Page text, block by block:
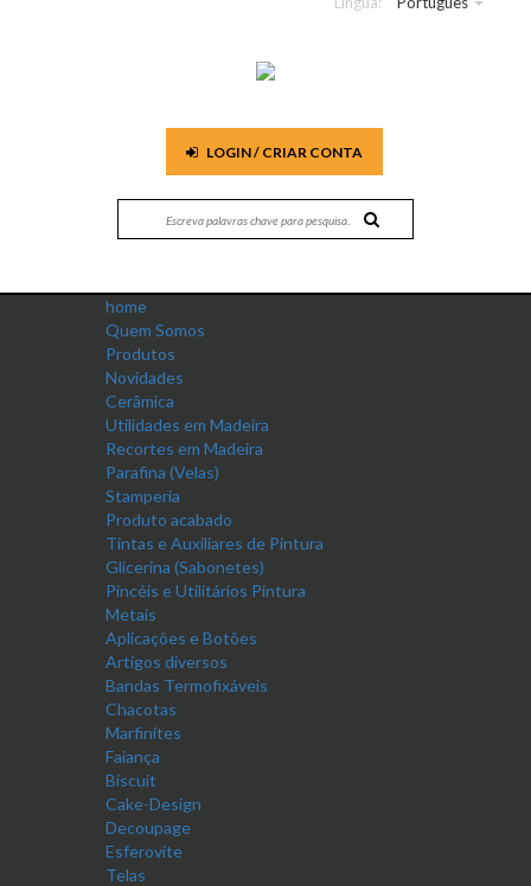
LOGIN / CRIAR CONTA
home
Quem Somos
Produtos
Novidades
Cerâmica
Utilidades em Madeira
Recortes em Madeira
Parafina (Velas)
Stamperia
Produto acabado
Tintas e Auxiliares de Pintura
Glicerina (Sabonetes)
Pincéis e Utilitários Pintura
Metais
Aplicações e Botões
Artigos diversos
Bandas Termofixáveis
Chacotas
Marfinites
Faiança
Biscuit
Cake-Design
Decoupage
Esferovite
Telas